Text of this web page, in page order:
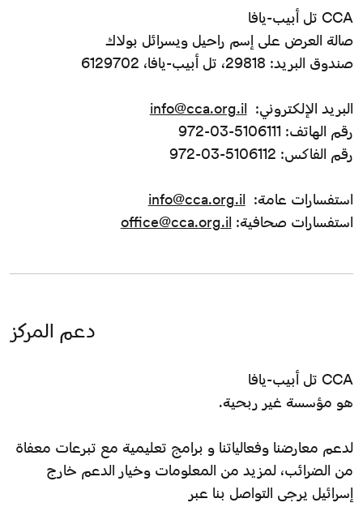
CCA تل أبيب-يافا
صالة العرض على إسم راحيل ويسرائل بولاك
صندوق البريد: 29818، تل أبيب-يافا، 6129702
البريد الإلكتروني: info@cca.org.il
رقم الهاتف: 5106111-03-972
رقم الفاكس: 5106112-03-972
استفسارات عامة: info@cca.org.il
استفسارات صحافية: office@cca.org.il
دعم المركز
CCA تل أبيب-يافا
هو مؤسسة غير ربحية.
لدعم معارضنا وفعالياتنا و برامج تعليمية مع تبرعات معفاة
من الضرائب، لمزيد من المعلومات وخيار الدعم خارج
إسرائيل يرجى التواصل بنا عبر